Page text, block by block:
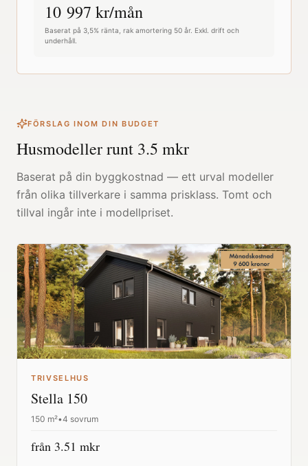
10 997 kr/mån
Baserat på 3,5% ränta, rak amortering 50 år. Exkl. drift och
underhåll.
FÖRSLAG INOM DIN BUDGET
Husmodeller runt 3.5 mkr
Baserat på din byggkostnad — ett urval modeller
från olika tillverkare i samma prisklass. Tomt och
tillval ingår inte i modellpriset.
TRIVSELHUS
Stella 150
150 m²•4 sovrum
från 3.51 mkr